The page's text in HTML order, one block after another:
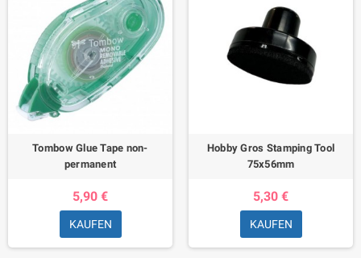
Tombow Glue Tape non-
permanent
5,90 €
KAUFEN
Hobby Gros Stamping Tool
75x56mm
5,30 €
KAUFEN